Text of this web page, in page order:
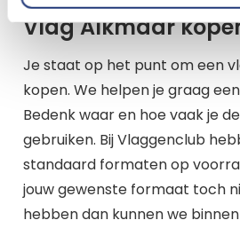
Vlag Alkmaar
Je staat op het punt om een
kopen. We helpen je graag
Bedenk waar en hoe vaak je
gebruiken. Bij Vlaggenclub
standaard formaten op
jouw gewenste formaat toch
hebben dan kunnen we